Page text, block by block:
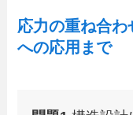
応力の重ね合わ
への応用まで